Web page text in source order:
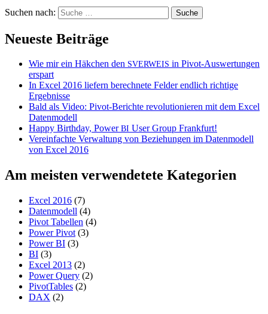
Suchen nach:
Neueste Beiträge
Wie mir ein Häkchen den SVERWEIS in Pivot-Auswertungen
erspart
In Excel 2016 liefern berechnete Felder endlich richtige
Ergebnisse
Bald als Video: Pivot-Berichte revolutionieren mit dem Excel
Datenmodell
Happy Birthday, PowerBI User Group Frankfurt!
Vereinfachte Verwaltung von Beziehungen im Datenmodell
von Excel 2016
Am meisten verwendetete Kategorien
Excel 2016 (7)
Datenmodell (4)
Pivot Tabellen (4)
Power Pivot (3)
Power BI (3)
BI (3)
Excel 2013 (2)
Power Query (2)
PivotTables (2)
DAX (2)